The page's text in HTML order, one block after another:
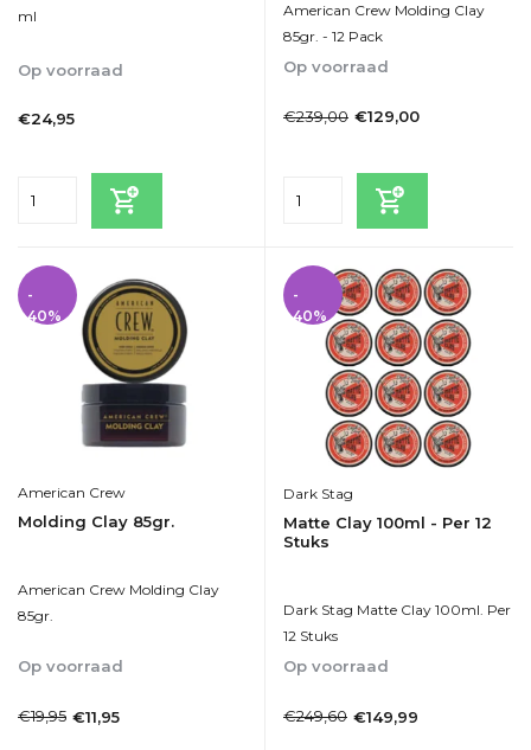
ml
Op voorraad
€24,95
American Crew Molding Clay
85gr. - 12 Pack
Op voorraad
€239,00 €129,00
-
40%
American Crew
Molding Clay 85gr.
American Crew Molding Clay
85gr.
Op voorraad
€19,95 €11,95
-
40%
Dark Stag
Matte Clay 100ml - Per 12
Stuks
Dark Stag Matte Clay 100ml. Per
12 Stuks
Op voorraad
€249,60 €149,99